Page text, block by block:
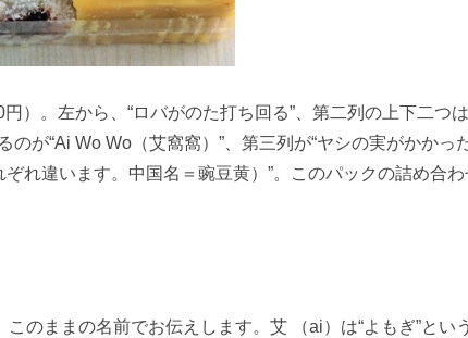
）。左から、“ロバがのた打ち回る”、第二列の上下二つ
のが“Ai Wo Wo（艾窩窩）”、第三列が“ヤシの実がかかっ
ぞれ違います。中国名＝豌豆黄）”。このパックの詰め合
のままの名前でお伝えします。艾 （ai）は“よもぎ”とい